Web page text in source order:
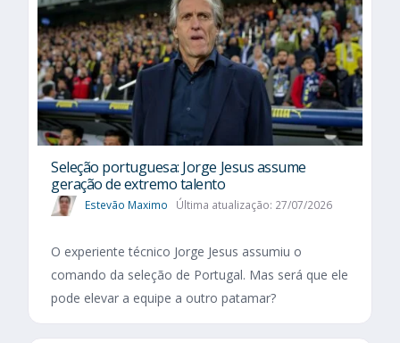
Seleção portuguesa: Jorge Jesus assume
geração de extremo talento
Estevão Maximo Última atualização: 27/07/2026
O experiente técnico Jorge Jesus assumiu o
comando da seleção de Portugal. Mas será que ele
pode elevar a equipe a outro patamar?